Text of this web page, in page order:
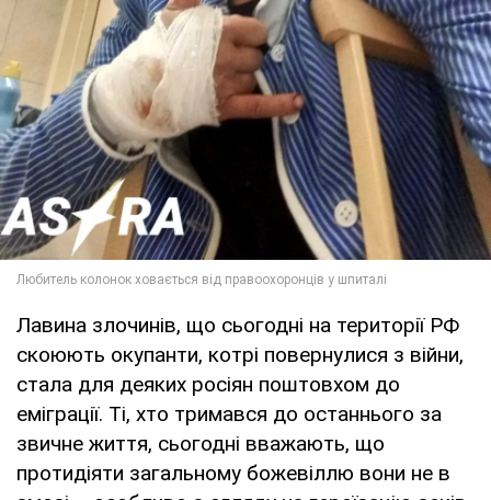
Лавина злочинів, що сьогодні на території РФ
скоюють окупанти, котрі повернулися з війни,
стала для деяких росіян поштовхом до
еміграції. Ті, хто тримався до останнього за
звичне життя, сьогодні вважають, що
протидіяти загальному божевіллю вони не в